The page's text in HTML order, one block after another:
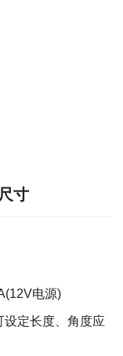
寸
电源)
定长度、角度应